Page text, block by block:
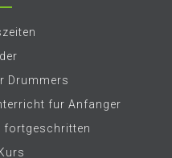
Drummers
fur Anfanger
fortgeschritten